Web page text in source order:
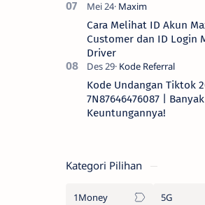
Cara Melihat ID Akun
Customer dan ID Login
Driver
Kode Undangan Tiktok
7N87646476087 | Banyak
Keuntungannya!
Kategori Pilihan
1Money 5G